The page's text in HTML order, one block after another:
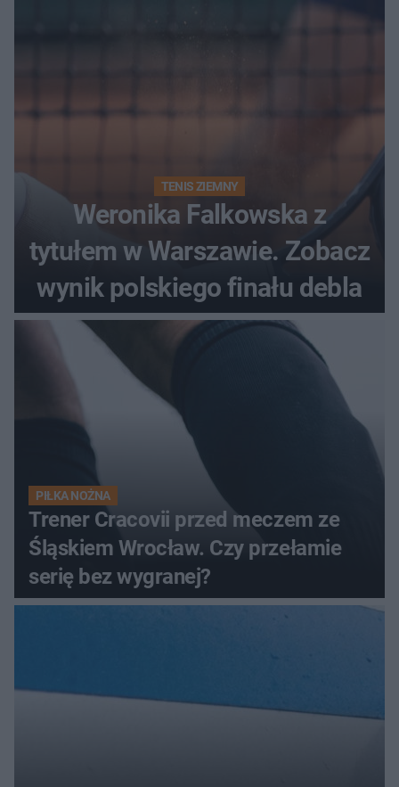
TENIS ZIEMNY
Weronika Falkowska z
tytułem w Warszawie. Zobacz
wynik polskiego finału debla
PIŁKA NOŻNA
Trener Cracovii przed meczem ze
Śląskiem Wrocław. Czy przełamie
serię bez wygranej?